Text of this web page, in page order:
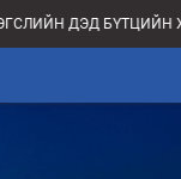
ДЭД БҮТЦИЙН